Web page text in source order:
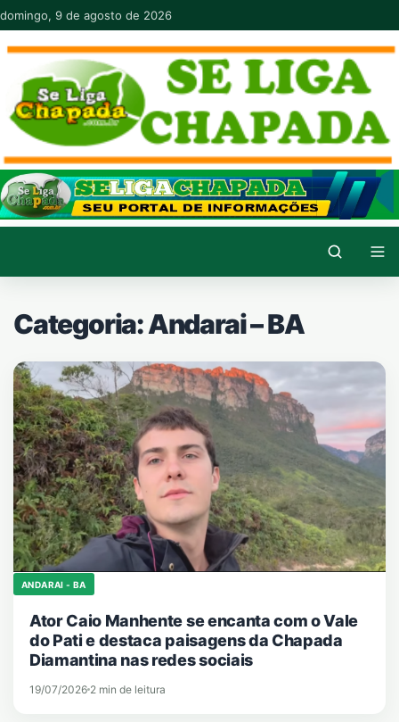
Pular para o conteúdo
domingo, 9 de agosto de 2026
Categoria:Andarai – BA
ANDARAI - BA
Ator Caio Manhente se encanta com o Vale
do Pati e destaca paisagens da Chapada
Diamantina nas redes sociais
19/07/2026 2 min de leitura